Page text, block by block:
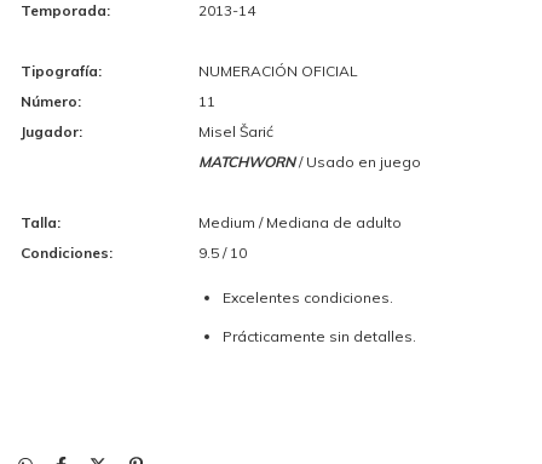
Temporada:
2013-14
Tipografía:
NUMERACIÓN OFICIAL
Número:
11
Jugador:
Misel Šarić
MATCHWORN/ Usado en juego
Talla:
Medium / Mediana de adulto
Condiciones:
9.5 / 10
Excelentes condiciones.
Prácticamente sin detalles.